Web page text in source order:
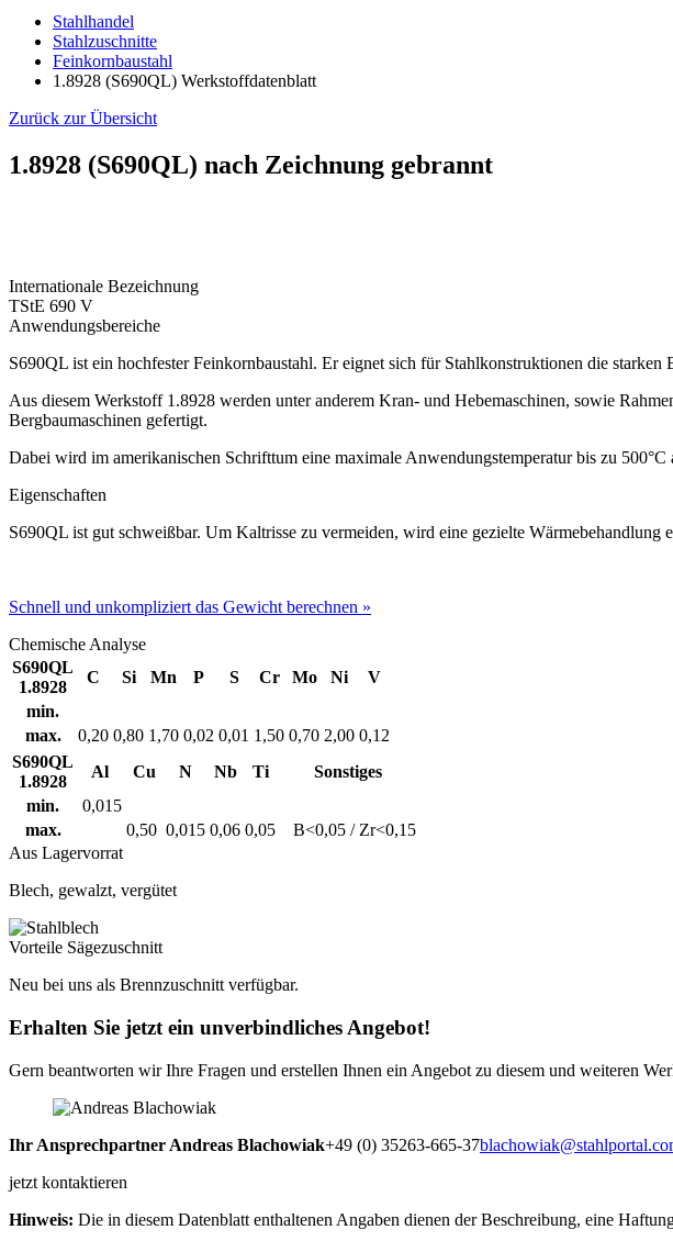
Stahlhandel
Stahlzuschnitte
Feinkornbaustahl
1.8928 (S690QL) Werkstoffdatenblatt
Zurück zur Übersicht
1.8928 (S690QL) nach Zeichnung gebrannt
Internationale Bezeichnung
TStE 690 V
Anwendungsbereiche
S690QL ist ein hochfester Feinkornbaustahl. Er eignet sich für Stahlkonstruktionen die starken
Aus diesem Werkstoff 1.8928 werden unter anderem Kran- und Hebemaschinen, sowie
Bergbaumaschinen gefertigt.
Dabei wird im amerikanischen Schrifttum eine maximale Anwendungstemperatur bis zu 500°C
Eigenschaften
S690QL ist gut schweißbar. Um Kaltrisse zu vermeiden, wird eine gezielte Wärmebehandlung
Schnell und unkompliziert das Gewicht berechnen »
Chemische Analyse
S690QL
1.8928
C Si Mn P S Cr Mo Ni
V
min.
max.
0,20 0,80 1,70 0,02 0,01 1,50 0,70 2,00 0,12
S690QL
1.8928
Al Cu N Nb Ti
Sonstiges
min.
0,015
max.
0,50 0,015 0,06 0,05
B<0,05 / Zr<0,15
Aus Lagervorrat
Blech, gewalzt, vergütet
Vorteile Sägezuschnitt
Neu bei uns als Brennzuschnitt verfügbar.
Erhalten Sie jetzt ein unverbindliches Angebot!
Gern beantworten wir Ihre Fragen und erstellen Ihnen ein Angebot zu diesem und weiteren
Ihr Ansprechpartner Andreas Blachowiak+49 (0) 35263-665-37
jetzt kontaktieren
Hinweis: Die in diesem Datenblatt enthaltenen Angaben dienen der Beschreibung, eine